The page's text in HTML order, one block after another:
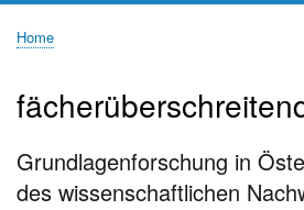
Home
Grundlagenforschung in
des wissenschaftlichen